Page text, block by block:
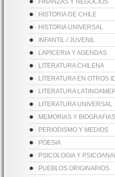
FINANZAS Y NEGOCIOS
HISTORIA DE CHILE
HISTORIA UNIVERSAL
INFANTIL / JUVENIL
LAPICERIA Y AGENDAS
LITERATURA CHILENA
LITERATURA EN OTROS
LITERATURA
LITERATURA UNIVERSAL
MEMORIAS Y BIOGRAFIAS
PERIODISMO Y MEDIOS
POESIA
PSICOLOGIA Y
PUEBLOS ORIGINARIOS